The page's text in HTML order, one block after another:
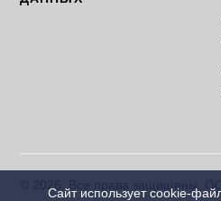
Сайт использует cookie-